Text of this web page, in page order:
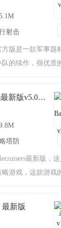
行射击
版是一款军事题
的续作，很优质
戏官方版虽然风
战列巡洋舰Battlecruisers最新版v5.0.41 安卓版
塔防
最新版，
游戏，这款游戏
，游戏十分你将
新版